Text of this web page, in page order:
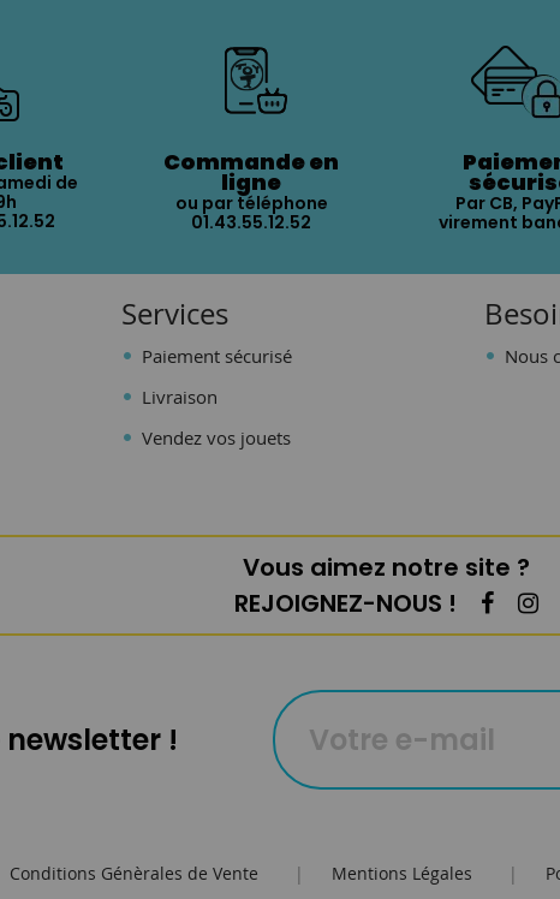
de
Commande en
ligne
ou par téléphone
01.43.55.12.52
Par CB,
virement
Services
Paiement sécurisé
Livraison
Vendez vos jouets
Nous
Vous aimez notre site ?
REJOIGNEZ-NOUS !
!
Conditions Génèrales de Vente | Mentions Légales |